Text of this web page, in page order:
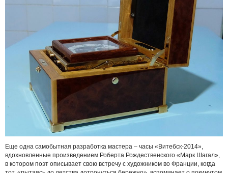
Еще одна самобытная разработка мастера – часы «Витебск-2014»,
вдохновленные произведением Роберта Рождественского «Марк Шагал»,
в котором поэт описывает свою встречу с художником во Франции, когда